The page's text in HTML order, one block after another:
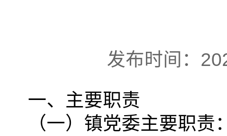
发布时间：
一、主要职责
（一）镇党委主要职责